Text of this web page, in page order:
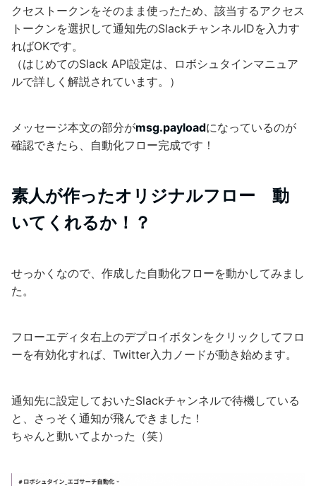
クセストークンをそのまま使ったため、該当するアクセス
トークンを選択して通知先のSlackチャンネルIDを入力す
ればOKです。
（はじめてのSlack API設定は、ロボシュタインマニュア
ルで詳しく解説されています。）
メッセージ本文の部分がmsg.payloadになっているのが
確認できたら、自動化フロー完成です！
素人が作ったオリジナルフロー 動
いてくれるか！？
せっかくなので、作成した自動化フローを動かしてみまし
た。
フローエディタ右上のデプロイボタンをクリックしてフロ
ーを有効化すれば、Twitter入力ノードが動き始めます。
通知先に設定しておいたSlackチャンネルで待機している
と、さっそく通知が飛んできました！
ちゃんと動いてよかった（笑）